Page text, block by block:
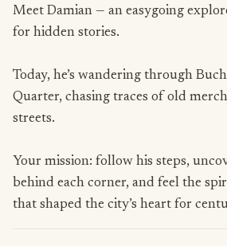
Meet Damian — an easygoing
for hidden stories.
Today, he’s wandering through
Quarter, chasing traces of old
streets.
Your mission: follow his steps,
behind each corner, and feel the
that shaped the city’s heart for